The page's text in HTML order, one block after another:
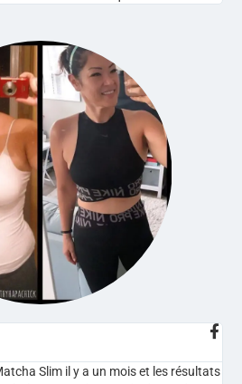
Slim il y a un mois et les résultats